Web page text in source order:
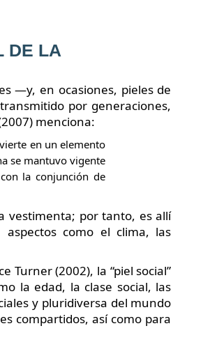
DE LA
—y, en ocasiones, pieles de
por generaciones,
menciona:
en un elemento
se mantuvo vigente
la conjunción de
vestimenta; por tanto, es allí
como el clima, las
Turner (2002), la “piel social”
la edad, la clase social, las
y pluridiversa del mundo
compartidos, así como para